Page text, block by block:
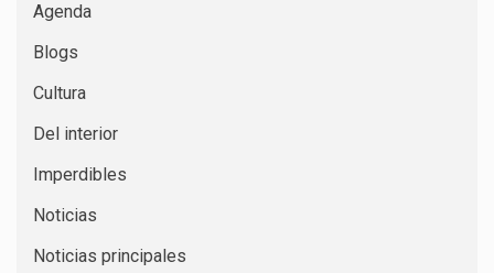
Agenda
Blogs
Cultura
Del interior
Imperdibles
Noticias
Noticias principales